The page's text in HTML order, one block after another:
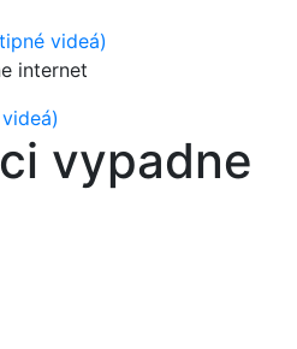
videá)
internet
vypadne